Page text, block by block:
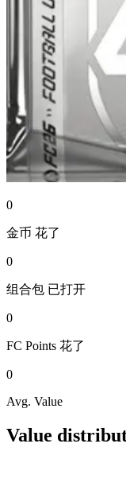
0
金币 花了
0
组合包 已打开
0
FC Points 花了
0
Avg. Value
Value